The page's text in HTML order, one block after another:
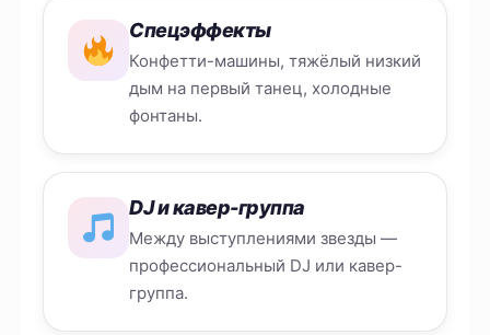
Спецэффекты
Конфетти-машины, тяжёлый низкий
дым на первый танец, холодные
фонтаны.
DJ и кавер-группа
Между выступлениями звезды —
профессиональный DJ или кавер-
группа.